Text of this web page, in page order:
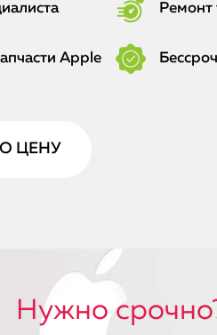
Ремонт
Apple
ЦЕНУ
Нужно